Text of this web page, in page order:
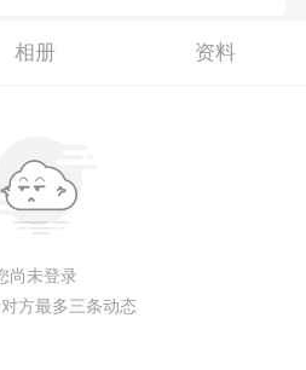
相册 资料
尚未登录
方最多三条动态